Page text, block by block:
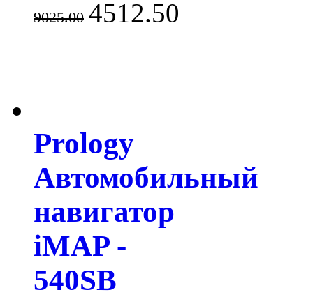
9025.00 4512.50
Prology
Автомобильный
навигатор
iMAP -
540SB